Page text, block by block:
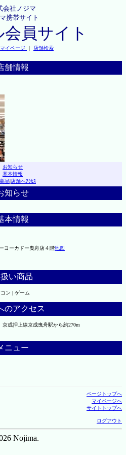
会社ノジマ
携帯サイト
員サイト
マイページ ｜ 店舗検索
舗情報
お知らせ
基本情報
品|店舗へｱｸｾｽ
知らせ
本情報
ヨーカドー曳舟店４階地図
い商品
ン | ゲーム
のアクセス
成押上線京成曳舟駅から約270m
ニュー
ページトップへ
マイページへ
サイトトップへ
ログアウト
Nojima.